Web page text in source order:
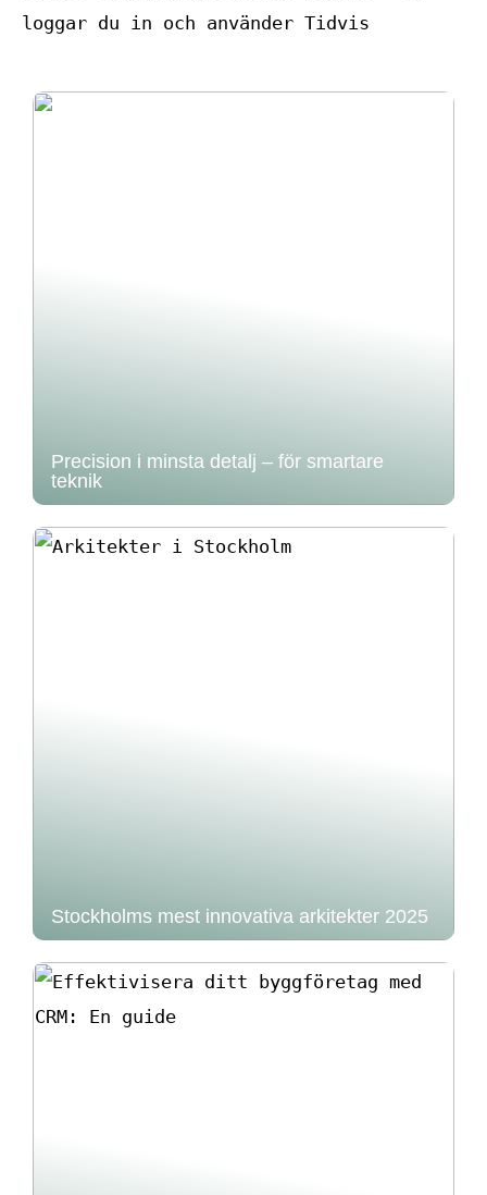
loggar du in och använder Tidvis
Precision i minsta detalj – för smartare
teknik
Stockholms mest innovativa arkitekter 2025